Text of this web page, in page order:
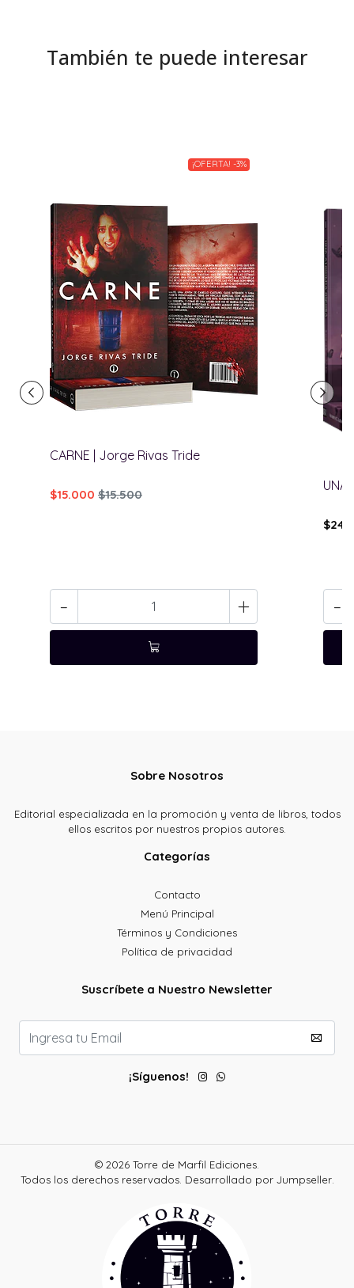
También te puede interesar
¡OFERTA! -3%
CARNE | Jorge Rivas Tride
$15.000 $15.500
- +
UNA
-
Sobre Nosotros
Editorial especializada en la promoción y venta de libros, todos
ellos escritos por nuestros propios autores.
Categorías
Contacto
Menú Principal
Términos y Condiciones
Política de privacidad
Suscríbete a Nuestro Newsletter
¡Síguenos!
© 2026 Torre de Marfil Ediciones.
Todos los derechos reservados. Desarrollado por Jumpseller.